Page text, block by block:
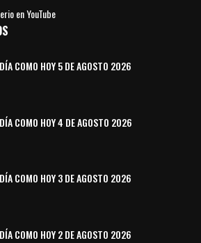
COMO HOY 5 DE AGOSTO 2026
COMO HOY 4 DE AGOSTO 2026
COMO HOY 3 DE AGOSTO 2026
COMO HOY 2 DE AGOSTO 2026